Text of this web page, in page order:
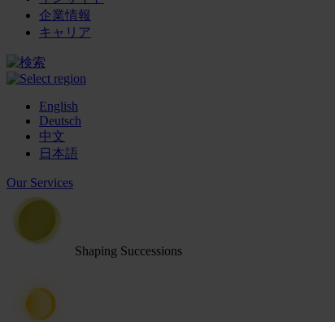
企業情報
キャリア
English
Deutsch
中文
日本語
Our Services
Shaping Successions